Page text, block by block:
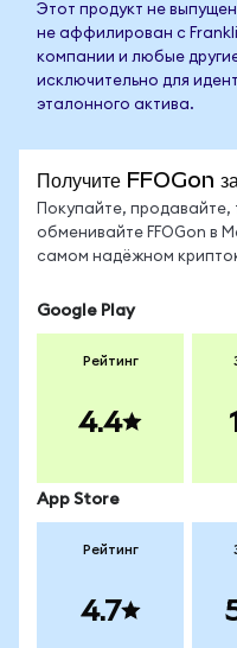
Этот продукт не
не аффилирован с
компании и любые
исключительно для
эталонного актива.
Получите FFOGon
Покупайте, продавайте,
обменивайте FFOGon в
самом надёжном
Google Play
Рейтинг
4.4
App Store
Рейтинг
4.7